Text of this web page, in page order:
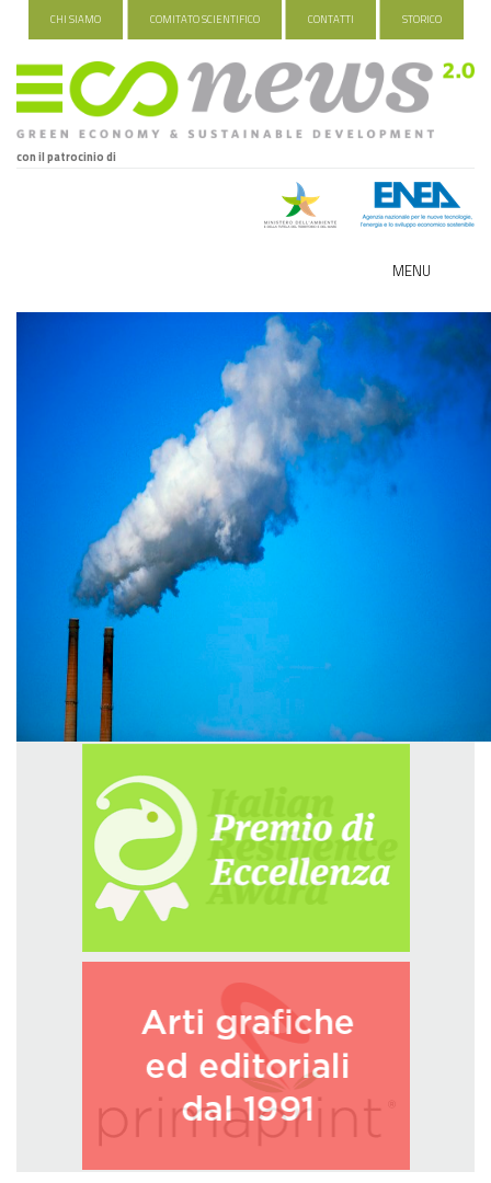
CHI SIAMO COMITATO SCIENTIFICO CONTATTI STORICO
con il patrocinio di
MENU
ECO-NOMY
HEALTH&WELLNESS
GLOCAL
ECO-EVENTI
ECOINCENTRIAMOCI